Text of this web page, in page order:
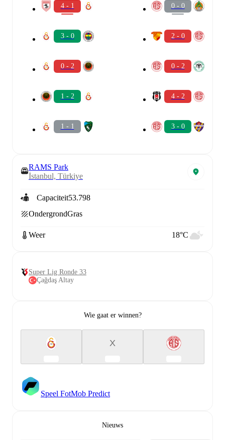
4 - 1
3 - 0
0 - 2
1 - 2
1 - 1
0 - 0
2 - 0
0 - 2
4 - 2
3 - 0
RAMS Park
İstanbul, Türkiye
Capaciteit53.798
OndergrondGras
Weer 18°C
Super Lig Ronde 33
Çağdaş Altay
Wie gaat er winnen?
X
Speel FotMob Predict
Nieuws